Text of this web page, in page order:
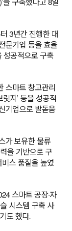
3년간 진행한 대
문기업 등을 효율
성공적으로 구축
스마트 창고관리
지’ 등을 성공적
기업으로 발돋움
가 보유한 물류
을 기반으로 구
스 품질을 높였
스마트 공장·자
시스템 구축 사
도 했다.